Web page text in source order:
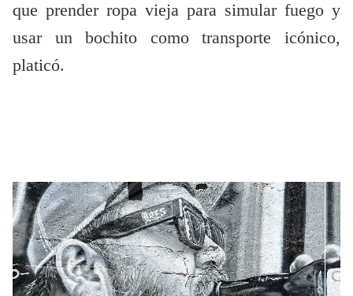
que prender ropa vieja para simular fuego y
usar un bochito como transporte icónico,
platicó.